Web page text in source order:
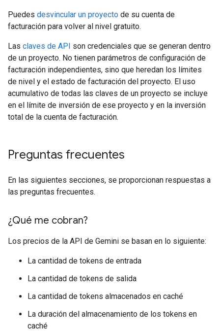
Puedes desvincular un proyecto de su cuenta de
facturación para volver al nivel gratuito.
Las claves de API son credenciales que se generan dentro
de un proyecto. No tienen parámetros de configuración de
facturación independientes, sino que heredan los límites
de nivel y el estado de facturación del proyecto. El uso
acumulativo de todas las claves de un proyecto se incluye
en el límite de inversión de ese proyecto y en la inversión
total de la cuenta de facturación.
Preguntas frecuentes
En las siguientes secciones, se proporcionan respuestas a
las preguntas frecuentes.
¿Qué me cobran?
Los precios de la API de Gemini se basan en lo siguiente:
La cantidad de tokens de entrada
La cantidad de tokens de salida
La cantidad de tokens almacenados en caché
La duración del almacenamiento de los tokens en
caché